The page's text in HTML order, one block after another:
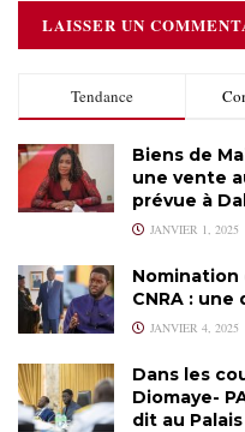
Tendance
Biens de
une vente
prévue à
JANVIER 1, 2025
Nomination
CNRA :
JANVIER 4, 2025
Dans les
Diomaye-
dit au Palais